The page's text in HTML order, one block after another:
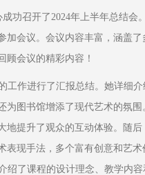
功召开了2024年上半年总结会
会议。会议内容丰富，涵盖了
顾会议的精彩内容！
工作进行了汇报总结。她详细
图书馆增添了现代艺术的氛围
地提升了观众的互动体验。随后
表现手法，多个富有创意和艺
绍了课程的设计理念、教学内